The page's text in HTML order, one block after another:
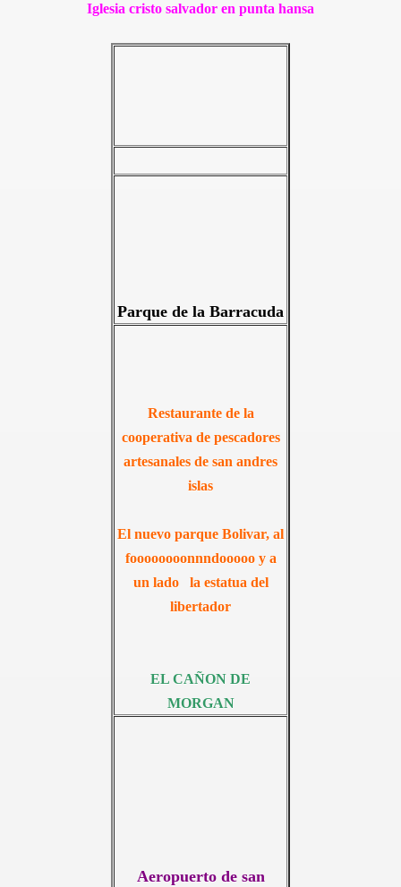
Iglesia cristo salvador en punta hansa
Parque de la Barracuda
Restaurante de la
cooperativa de pescadores
artesanales de san andres
islas
El nuevo parque Bolivar, al
foooooooonnndooooo y a
un lado la estatua del
libertador
EL CAÑON DE
MORGAN
Aeropuerto de san